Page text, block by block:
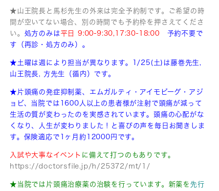
★山王院長と馬杉先生の外来は完全予約制です。ご希望の時
間が空いてない場合、別の時間でも予約枠を押さえてくださ
い。 処方のみは平日 9:00-9:30,17:30-18:00 予約不要で
す（再診・処方のみ）。
★土曜は週により担当が異なります。1/25(土)は藤巻先生,
山王院長, 方先生（循内）です。
★片頭痛の発症抑制薬、エムガルティ・アイモビーグ・アジ
ョビ、 当院では1600人以上の患者様が注射で頭痛が減って
生活の質が変わったのを実感されています。頭痛の心配がな
くなり、人生が変わりました！と喜びの声を毎日お聞きしま
す。保険適応で1ヶ月約12000円です。
入試や大事なイベント に備えて打つのもありです。
https://doctorsfile.jp/h/25372/mt/1/
★当院では片頭痛治療薬の治験を行っています。 新薬を 先行